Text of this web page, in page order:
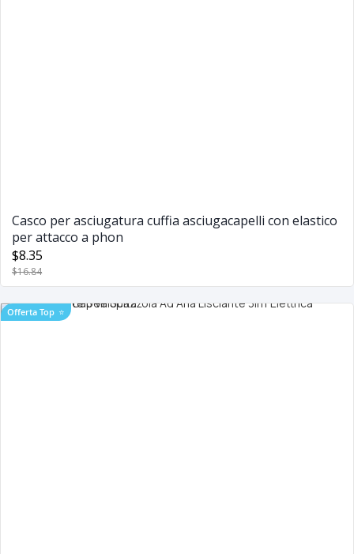
Casco per asciugatura cuffia asciugacapelli con elastico
per attacco a phon
$8.35
$16.84
Offerta Top ⭐